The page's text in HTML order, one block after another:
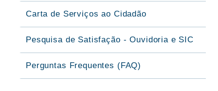
Carta de Serviços ao Cidadão
Pesquisa de Satisfação - Ouvidoria e SIC
Perguntas Frequentes (FAQ)